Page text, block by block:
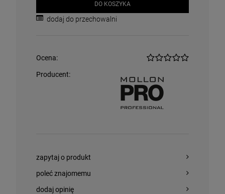
DO KOSZYKA
dodaj do przechowalni
Ocena:
Producent:
zapytaj o produkt
poleć znajomemu
dodaj opinię